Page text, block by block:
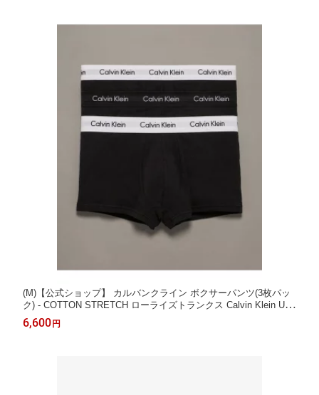
(M)【公式ショップ】 カルバンクライン ボクサーパンツ(3枚パッ
ク) - COTTON STRETCH ローライズトランクス Calvin Klein Und
erwear U2664 Calvin Klein Underwear カルバン・クライン インナ
ー・ルームウェア ボクサーパンツ・ト【先行予約】*【送料無
6,600 円